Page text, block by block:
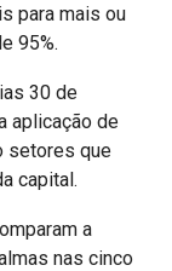
para mais ou
95%.
30 de
aplicação de
setores que
capital.
a
nas cinco